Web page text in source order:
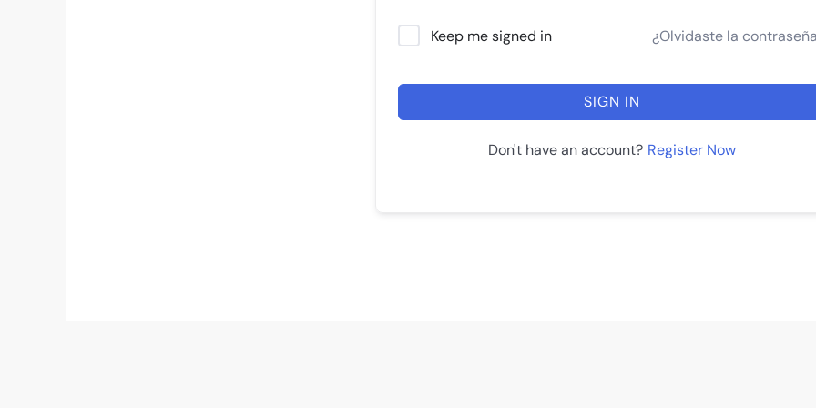
Keep me signed in ¿Olvidaste la
SIGN IN
Don't have an account? Register Now